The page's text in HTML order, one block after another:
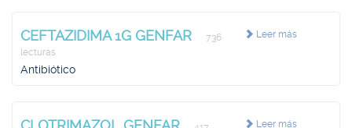
Leer más
CEFTAZIDIMA 1G GENFAR
736
lecturas
Antibiótico
Leer más